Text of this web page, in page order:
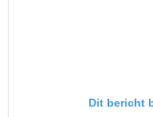
Dit bericht